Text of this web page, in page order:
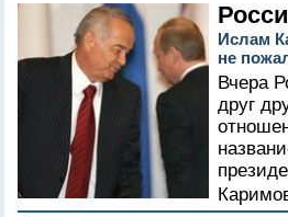
Ислам
не
Вчера
друг